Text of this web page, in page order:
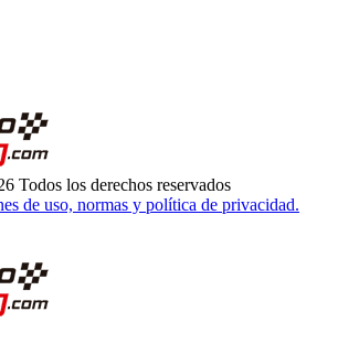
Todos los derechos reservados
de uso, normas y política de privacidad.